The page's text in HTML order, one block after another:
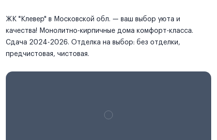
ЖК "Клевер" в Московской обл. — ваш выбор уюта и
качества! Монолитно-кирпичные дома комфорт-класса.
Сдача 2024-2026. Отделка на выбор: без отделки,
предчистовая, чистовая.